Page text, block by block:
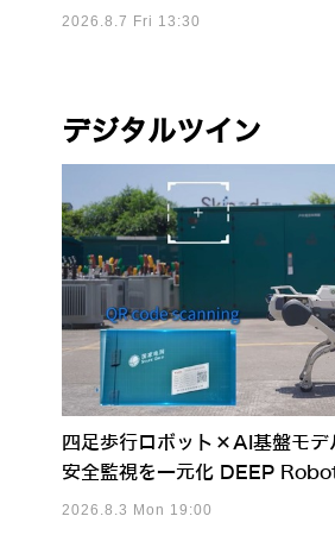
2026.8.7 Fri 13:30
デジタルツイン
四足歩行ロボット×AI基盤モデ
安全監視を一元化 DEEP
2026.8.3 Mon 19:00